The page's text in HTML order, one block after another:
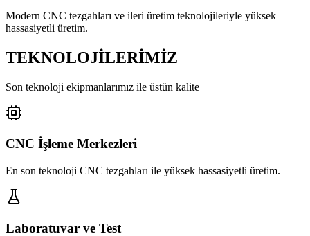
Modern CNC tezgahları ve ileri üretim teknolojileriyle yüksek
hassasiyetli üretim.
TEKNOLOJİLERİMİZ
Son teknoloji ekipmanlarımız ile üstün kalite
CNC İşleme Merkezleri
En son teknoloji CNC tezgahları ile yüksek hassasiyetli üretim.
Laboratuvar ve Test